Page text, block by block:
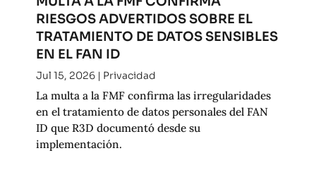
RIESGOS ADVERTIDOS SOBRE EL
TRATAMIENTO DE DATOS SENSIBLES
EN EL FAN ID
Jul 15, 2026| Privacidad
La multa a la FMF confirma las irregularidades
en el tratamiento de datos personales del FAN
ID que R3D documentó desde su
implementación.